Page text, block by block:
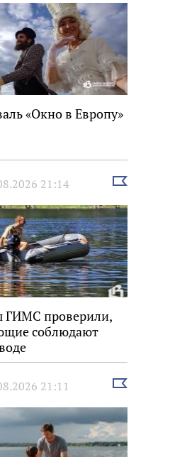
«Окно в Европу»
21:14
Выбрать
ГИМС проверили,
соблюдают
21:11
Выбрать